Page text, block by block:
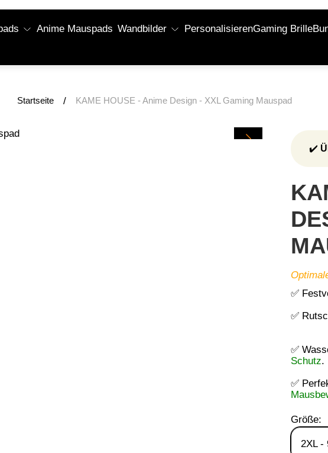
Anime Mauspads Wandbilder PersonalisierenGaming Brille
Startseite / KAME HOUSE - Anime Design - XXL Gaming Mauspad
✔️
✅
✅
✅
Schutz.
✅
Größe:
2XL -